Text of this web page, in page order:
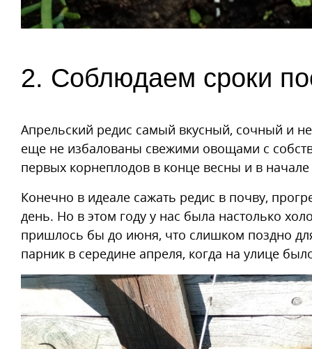
2. Соблюдаем сроки
Апрельский редис самый вкусный, сочный и
еще не избалованы свежими овощами с
первых корнеплодов в конце весны и в начале
Конечно в идеале сажать редис в почву,
день. Но в этом году у нас была настолько
пришлось бы до июня, что слишком поздно
парник в середине апреля, когда на улице